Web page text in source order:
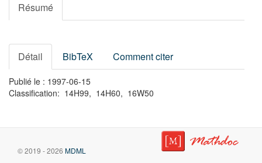
Résumé
Détail BibTeX Comment citer
Publié le : 1997-06-15
Classification: 14H99, 14H60, 16W50
© 2019 - 2026 MDML